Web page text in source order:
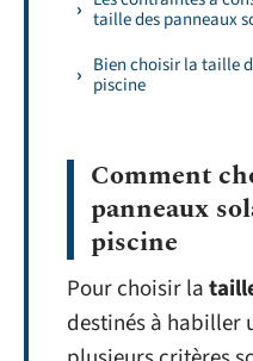
taille des panneaux
Bien choisir la taille
piscine
Comment
panneaux
piscine
Pour choisir la
destinés à habiller